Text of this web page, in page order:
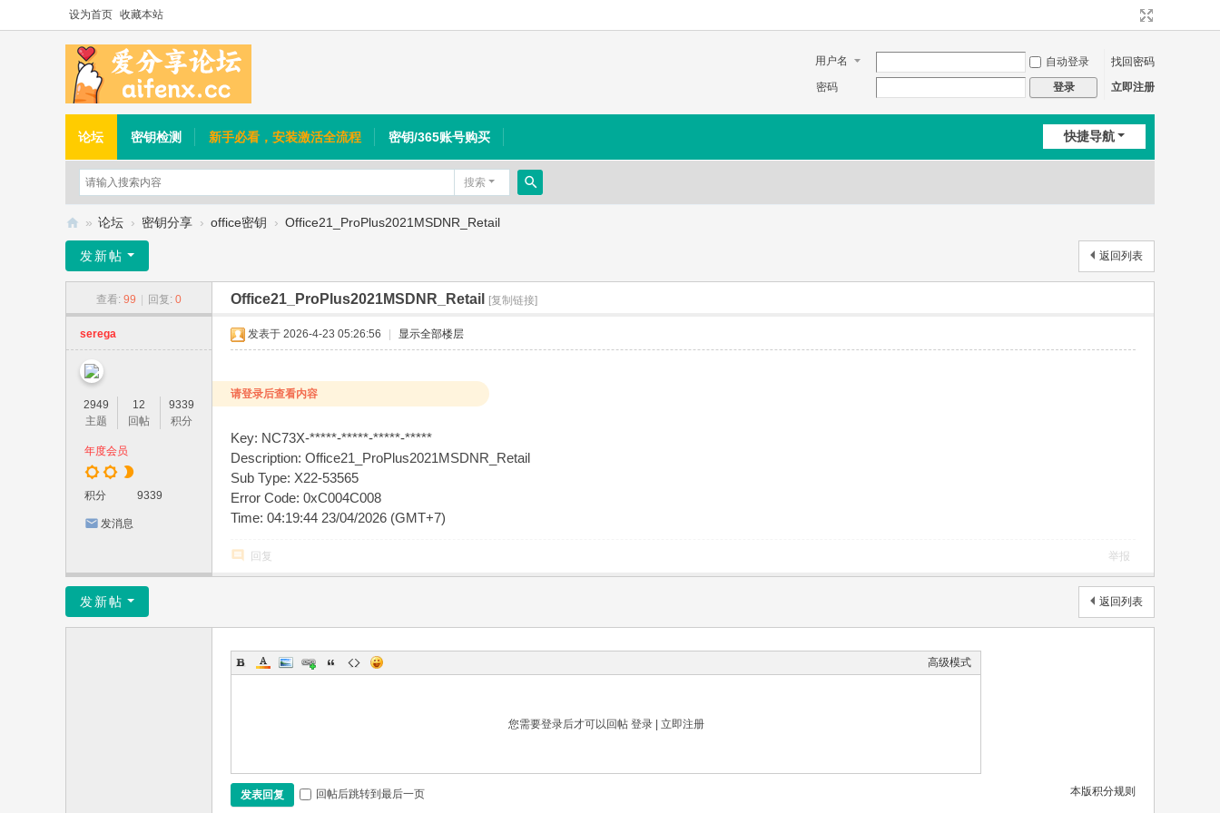
设为首页 收藏本站
用户名 自动登录
找回密码
密码
登录 立即注册
快捷导航
论坛 密钥检测 新手必看，安装激活全流程 密钥/365账号购买
搜索
搜
分
坛
» 论坛 › 密钥分享 › office密钥 › Office21_ProPlus2021MSDNR_Retail
返回列表
发新帖
查看: 99 回复: 0 Office21_ProPlus2021MSDNR_Retail [复制链接]
serega
2949
主题
12
回帖
9339
积分
年度会员
积分 9339
发消息
发表于 2026-4-23 05:26:56 显示全部楼层
请登录后查看内容
Key: NC73X-*****-*****-*****-*****
Description: Office21_ProPlus2021MSDNR_Retail
Sub Type: X22-53565
Error Code: 0xC004C008
Time: 04:19:44 23/04/2026 (GMT+7)
回复 举报
返回列表
发新帖
高级模式
您需要登录后才可以回帖 登录| 立即注册
本版积分规则
发表回复 回帖后跳转到最后一页